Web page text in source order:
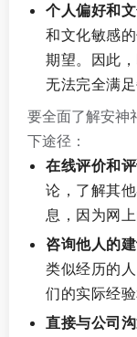
个人偏好和
和文化敏感
期望。因此
无法完全满
要全面了解安神
下途径：
在线评价和
论，了解其
息，因为网
咨询他人的
类似经历的
们的实际经
直接与公司